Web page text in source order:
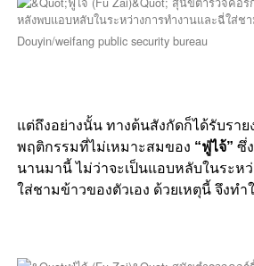
Douyin/weifang public security bureau
แต่ถึงอย่างนั้น ทางต้นสังกัดก็ได้รับราย
พฤติกรรมที่ไม่เหมาะสมของ “ฟู่ไจ้” ซึ่
นานมานี้ ไม่ว่าจะเป็นแอบหลับในระห
ใส่ชามข้าวของตัวเอง ด้วยเหตุนี้ จึงท